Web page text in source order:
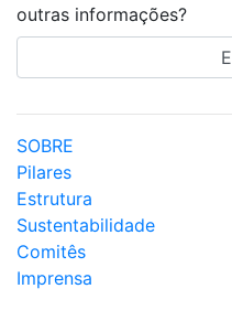
outras informações?
SOBRE
Pilares
Estrutura
Sustentabilidade
Comitês
Imprensa